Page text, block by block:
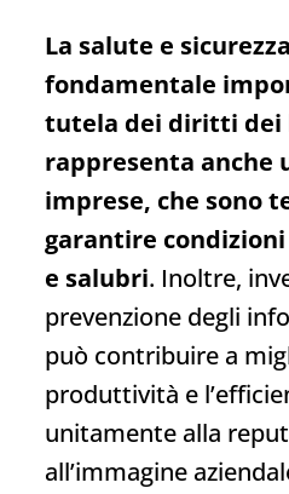
La salute e
fondamentale
tutela dei diritti dei
rappresenta anche
imprese, che sono
garantire
e salubri. Inoltre,
prevenzione degli
può contribuire a
produttività e
unitamente alla
all’immagine